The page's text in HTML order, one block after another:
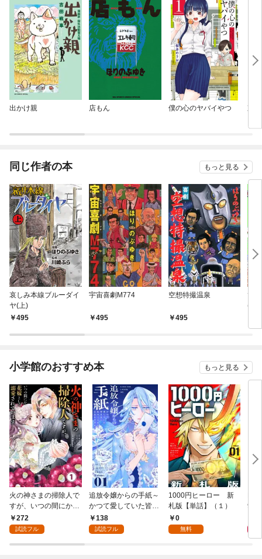
出かけ親 店もん 僕の心のヤバイやつ 東
同じ作者の本 もっと見る
哀しみ本線ブルーダイ
ヤ(上)
495
宇宙喜劇M774
495
空想特撮温泉
495
て
(て
小学館のおすすめ本 もっと見る
火の神さまの掃除人で
すが、いつの間にか花
嫁として溺愛されてい
ます【単話】（１）
272
試読フル
追放令嬢からの手紙～
かつて愛していた皆さ
まへ 私のことなどお忘
れですか？～【単話】
138
試読フル
1000円ヒーロー 新
札版【単話】（１）
0
無料
9.5